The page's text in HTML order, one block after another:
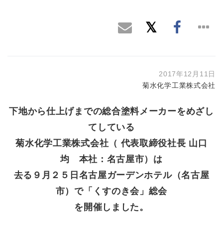
2017年12月11日
菊水化学工業株式会社
下地から仕上げまでの総合塗料メーカーをめざし
てしている
菊水化学工業株式会社（ 代表取締役社長 山口
均 本社：名古屋市）は
去る９月２５日名古屋ガーデンホテル（名古屋
市）で「くすのき会」総会
を開催しました。